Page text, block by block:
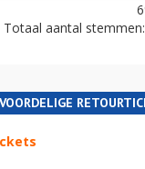
Totaal aantal
VOORDELIGE